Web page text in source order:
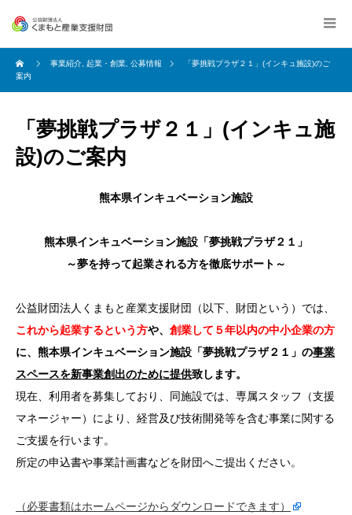
事業紹介 起業・創業 公募情報
「夢挑戦プラザ２１」(インキュ施設)のご
案内
「夢挑戦プラザ２１」(インキュ施
設)のご案内
熊本県インキュベーション施設
熊本県インキュベーション施設「夢挑戦プラザ２１」
～夢を持って起業される方を徹底サポート～
公益財団法人くまもと産業支援財団（以下、財団という）では、
これから起業するという方や、 創業して５年以内の中小企業の方
に、熊本県インキュベーション施設 「夢挑戦プラザ２１」 の事業
スペースを新事業創出のために提供致します。
現在、利用者を募集しており、同施設では、専属スタッフ（支援
マネージャー）により、経営及び技術開発等を含む事業に関する
ご支援を行います。
所定の申込書や事業計画書などを財団へご提出ください。
（必要書類はホームページからダウンロードできます）